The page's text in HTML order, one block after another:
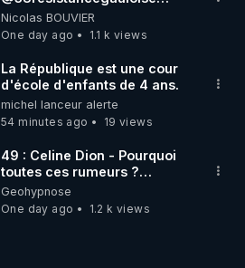
‪@MarionSigautOfficiel‬
‪@gladysriifard5710‬ Laëtitia
Nicolas BOUVIER
One day ago
1.1 k views
La République est une cour
d'école d'enfants de 4 ans.
michel lanceur alerte
54 minutes ago
19 views
49 : Celine Dion - Pourquoi
toutes ces rumeurs ?
Enquête sous hypnose
Geohypnose
One day ago
1.2 k views